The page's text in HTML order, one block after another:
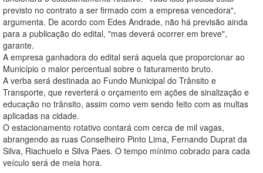
previsto no contrato a ser firmado com a empresa vencedora",
argumenta. De acordo com Edes Andrade, não há previsão ainda
para a publicação do edital, "mas deverá ocorrer em breve",
garante.
A empresa ganhadora do edital será aquela que proporcionar ao
Município o maior percentual sobre o faturamento bruto.
A verba será destinada ao Fundo Municipal do Trânsito e
Transporte, que reverterá o orçamento em ações de sinalização e
educação no trânsito, assim como vem sendo feito com as multas
aplicadas na cidade.
O estacionamento rotativo contará com cerca de mil vagas,
abrangendo as ruas Conselheiro Pinto Lima, Fernando Duprat da
Silva, Riachuelo e Silva Paes. O tempo mínimo cobrado para cada
veículo será de meia hora.